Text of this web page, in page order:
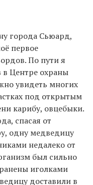
города Сьюард,
первое
По пути я
в Центре охраны
увидеть многих
под открытым
карибу, овцебыки.
спасая от
одну медведицу
недалеко от
был сильно
иголками
доставили в